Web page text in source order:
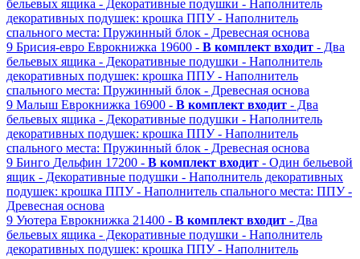
бельевых ящика - Декоративные подушки - Наполнитель
декоративных подушек: крошка ППУ - Наполнитель
спального места: Пружинный блок - Древесная основа
9 Брисия-евро Еврокнижка 19600 - В комплект входит - Два
бельевых ящика - Декоративные подушки - Наполнитель
декоративных подушек: крошка ППУ - Наполнитель
спального места: Пружинный блок - Древесная основа
9 Малыш Еврокнижка 16900 - В комплект входит - Два
бельевых ящика - Декоративные подушки - Наполнитель
декоративных подушек: крошка ППУ - Наполнитель
спального места: Пружинный блок - Древесная основа
9 Бинго Дельфин 17200 - В комплект входит - Один бельевой
ящик - Декоративные подушки - Наполнитель декоративных
подушек: крошка ППУ - Наполнитель спального места: ППУ -
Древесная основа
9 Уютера Еврокнижка 21400 - В комплект входит - Два
бельевых ящика - Декоративные подушки - Наполнитель
декоративных подушек: крошка ППУ - Наполнитель